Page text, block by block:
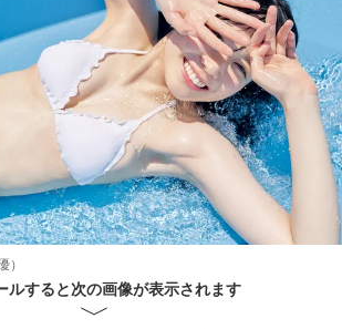
ルすると次の画像が表示されます